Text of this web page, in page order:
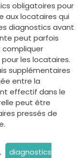
obligatoires pour
aux locataires qui
diagnostics avant
peut parfois
les locataires.
supplémentaires
entre la
effectif dans le
peut être
pressés de
, diagnostics